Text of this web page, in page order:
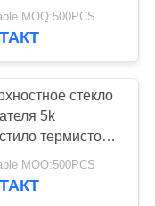
NTC
NTC
MOQ:500PCS
стекло
5k
термистор
блоков IGBT
MOQ:500PCS